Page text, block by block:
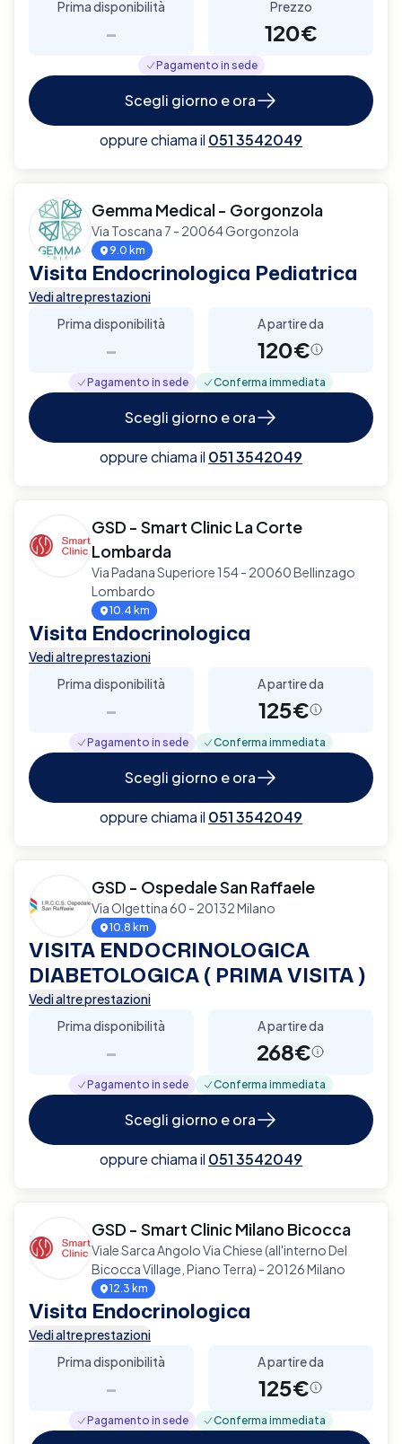
Prima disponibilità
-
Prezzo
120€
Pagamento in sede
Scegli giorno e ora
oppure chiama il 051 3542049
Gemma Medical - Gorgonzola
Via Toscana 7 - 20064 Gorgonzola
9.0 km
Visita Endocrinologica Pediatrica
Vedi altre prestazioni
Prima disponibilità
-
A partire da
120€
Pagamento in sede Conferma immediata
Scegli giorno e ora
oppure chiama il 051 3542049
GSD - Smart Clinic La Corte
Lombarda
Via Padana Superiore 154 - 20060 Bellinzago
Lombardo
10.4 km
Visita Endocrinologica
Vedi altre prestazioni
Prima disponibilità
-
A partire da
125€
Pagamento in sede Conferma immediata
Scegli giorno e ora
oppure chiama il 051 3542049
GSD - Ospedale San Raffaele
Via Olgettina 60 - 20132 Milano
10.8 km
VISITA ENDOCRINOLOGICA
DIABETOLOGICA ( PRIMA VISITA )
Vedi altre prestazioni
Prima disponibilità
-
A partire da
268€
Pagamento in sede Conferma immediata
Scegli giorno e ora
oppure chiama il 051 3542049
GSD - Smart Clinic Milano Bicocca
Viale Sarca Angolo Via Chiese (all'interno Del
Bicocca Village, Piano Terra) - 20126 Milano
12.3 km
Visita Endocrinologica
Vedi altre prestazioni
Prima disponibilità
-
A partire da
125€
Pagamento in sede Conferma immediata